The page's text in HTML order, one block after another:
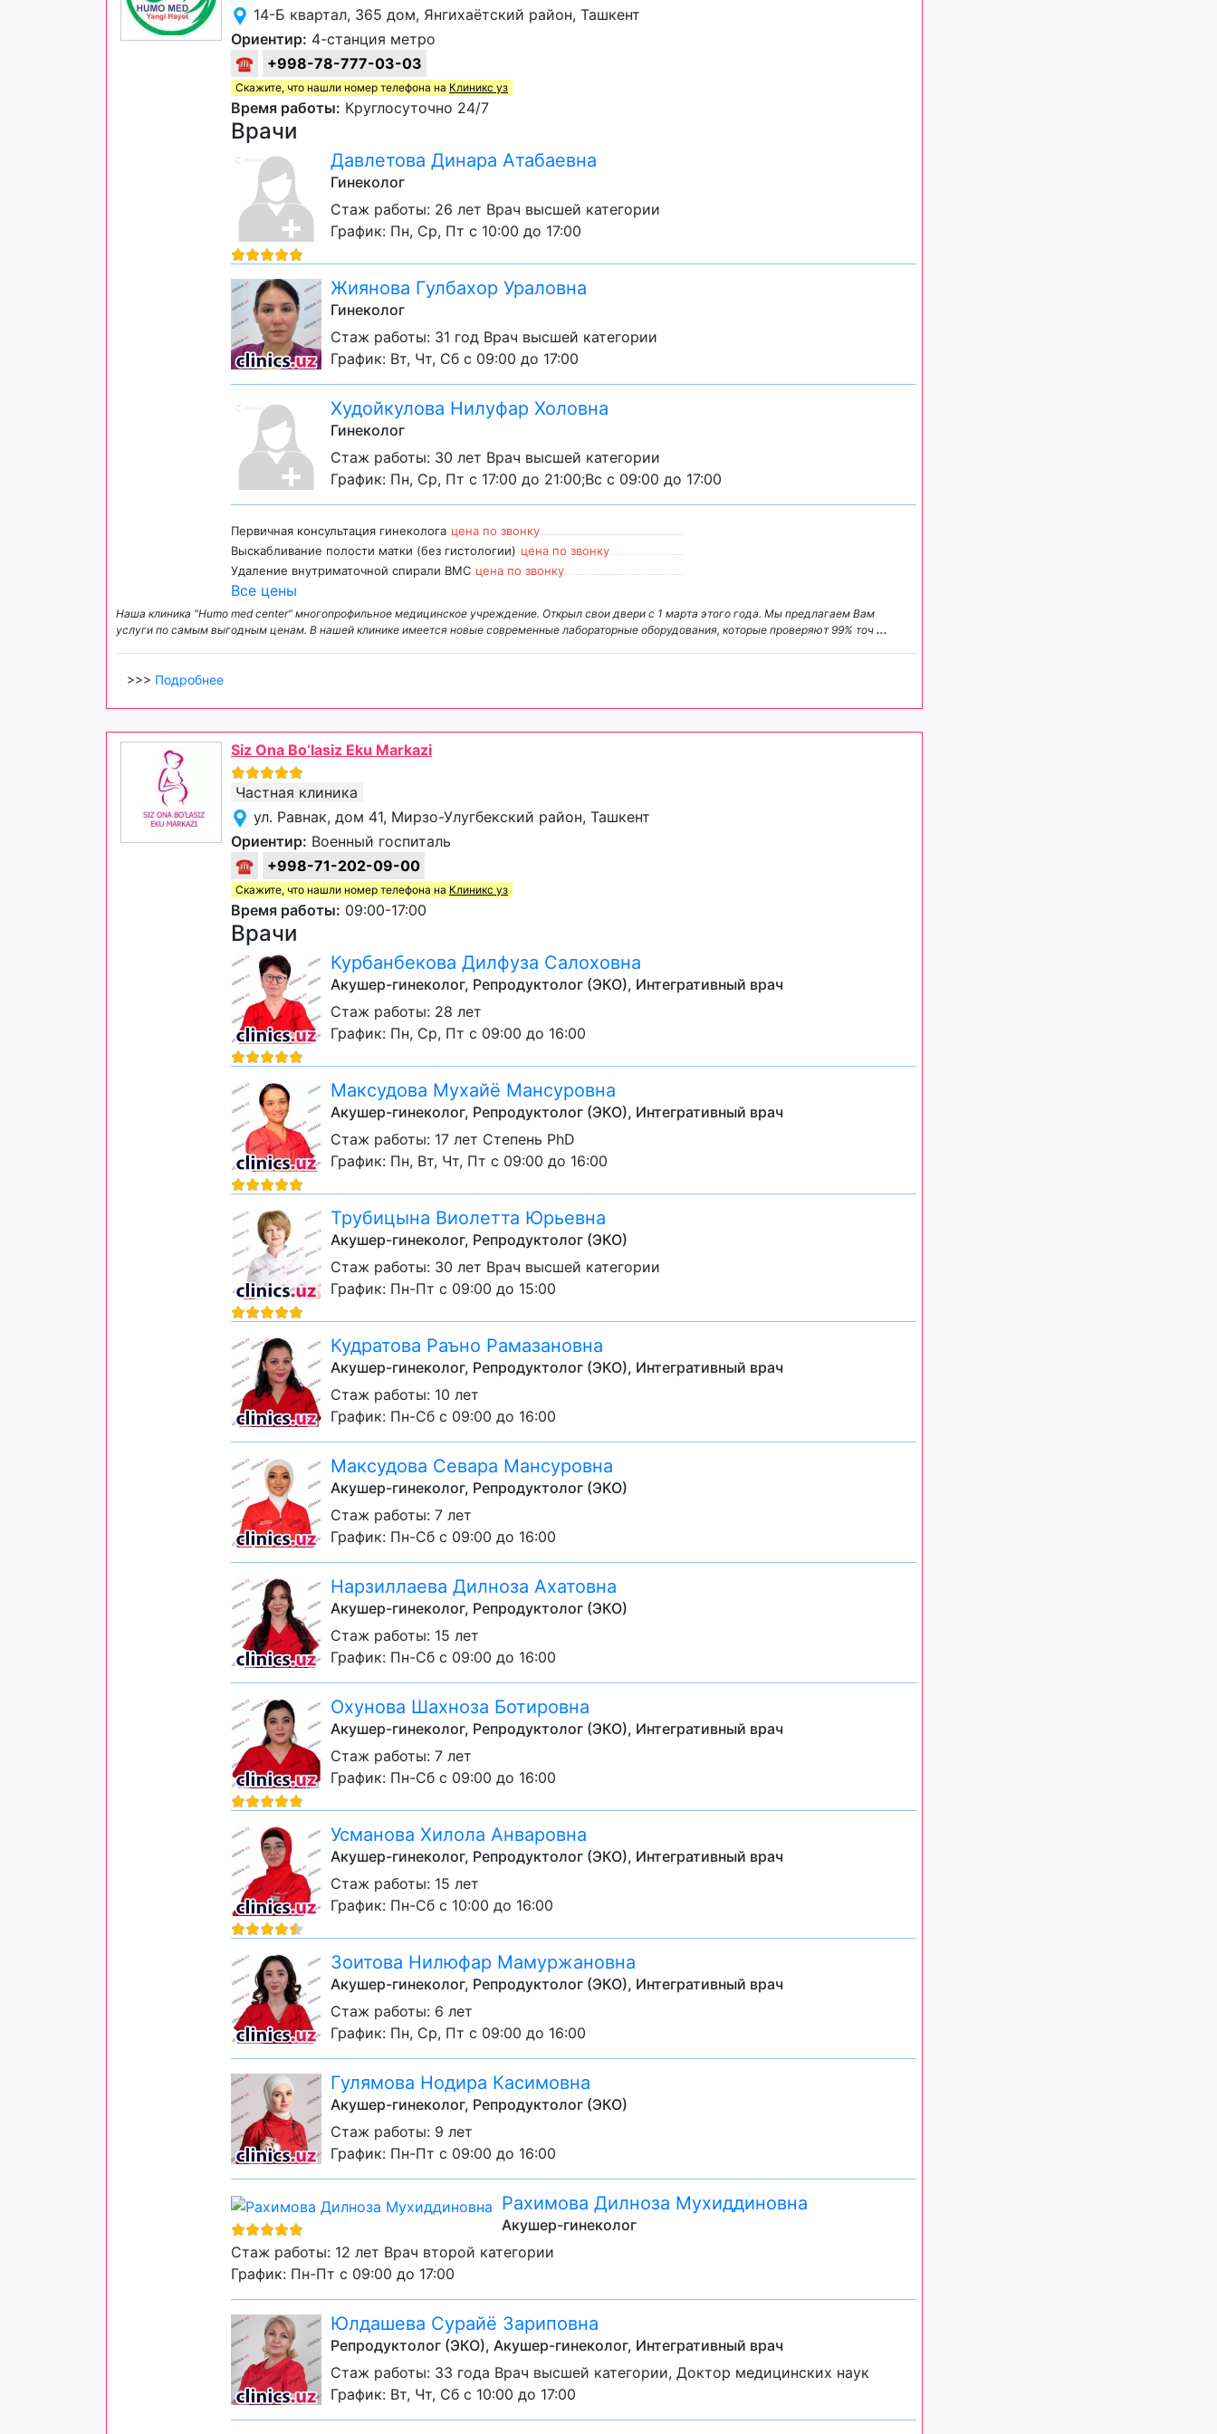
14-Б квартал, 365 дом, Янгихаётский район, Ташкент
Ориентир: 4-станция метро
☎
+998-78-777-03-03
Скажите, что нашли номер телефона на Клиникс уз
Время работы: Круглосуточно 24/7
Врачи
Давлетова Динара Атабаевна
Гинеколог
Стаж работы: 26 лет Врач высшей категории
График: Пн, Ср, Пт с 10:00 до 17:00
Жиянова Гулбахор Ураловна
Гинеколог
Стаж работы: 31 год Врач высшей категории
График: Вт, Чт, Сб с 09:00 до 17:00
Худойкулова Нилуфар Холовна
Гинеколог
Стаж работы: 30 лет Врач высшей категории
График: Пн, Ср, Пт с 17:00 до 21:00;Вс с 09:00 до 17:00
Первичная консультация гинеколога цена по звонку
Выскабливание полости матки (без гистологии) цена по звонку
Удаление внутриматочной спирали ВМС цена по звонку
Все цены
Наша клиника "Humo med center" многопрофильное медицинское учреждение. Открыл свои двери с 1 марта этого года. Мы предлагаем Вам
услуги по самым выгодным ценам. В нашей клинике имеется новые современные лабораторные оборудования, которые проверяют 99% точ ...
>>> Подробнее
Siz Ona Bo’lasiz Eku Markazi
Частная клиника
ул. Равнак, дом 41, Мирзо-Улугбекский район, Ташкент
Ориентир: Военный госпиталь
☎
+998-71-202-09-00
Скажите, что нашли номер телефона на Клиникс уз
Время работы: 09:00-17:00
Врачи
Курбанбекова Дилфуза Салоховна
Акушер-гинеколог, Репродуктолог (ЭКО), Интегративный врач
Стаж работы: 28 лет
График: Пн, Ср, Пт с 09:00 до 16:00
Максудова Мухайё Мансуровна
Акушер-гинеколог, Репродуктолог (ЭКО), Интегративный врач
Стаж работы: 17 лет Степень PhD
График: Пн, Вт, Чт, Пт с 09:00 до 16:00
Трубицына Виолетта Юрьевна
Акушер-гинеколог, Репродуктолог (ЭКО)
Стаж работы: 30 лет Врач высшей категории
График: Пн-Пт с 09:00 до 15:00
Кудратова Раъно Рамазановна
Акушер-гинеколог, Репродуктолог (ЭКО), Интегративный врач
Стаж работы: 10 лет
График: Пн-Сб с 09:00 до 16:00
Максудова Севара Мансуровна
Акушер-гинеколог, Репродуктолог (ЭКО)
Стаж работы: 7 лет
График: Пн-Сб с 09:00 до 16:00
Нарзиллаева Дилноза Ахатовна
Акушер-гинеколог, Репродуктолог (ЭКО)
Стаж работы: 15 лет
График: Пн-Сб с 09:00 до 16:00
Охунова Шахноза Ботировна
Акушер-гинеколог, Репродуктолог (ЭКО), Интегративный врач
Стаж работы: 7 лет
График: Пн-Сб с 09:00 до 16:00
Усманова Хилола Анваровна
Акушер-гинеколог, Репродуктолог (ЭКО), Интегративный врач
Стаж работы: 15 лет
График: Пн-Сб с 10:00 до 16:00
Зоитова Нилюфар Мамуржановна
Акушер-гинеколог, Репродуктолог (ЭКО), Интегративный врач
Стаж работы: 6 лет
График: Пн, Ср, Пт с 09:00 до 16:00
Гулямова Нодира Касимовна
Акушер-гинеколог, Репродуктолог (ЭКО)
Стаж работы: 9 лет
График: Пн-Пт с 09:00 до 16:00
Рахимова Дилноза Мухиддиновна
Акушер-гинеколог
Стаж работы: 12 лет Врач второй категории
График: Пн-Пт с 09:00 до 17:00
Юлдашева Сурайё Зариповна
Репродуктолог (ЭКО), Акушер-гинеколог, Интегративный врач
Стаж работы: 33 года Врач высшей категории, Доктор медицинских наук
График: Вт, Чт, Сб с 10:00 до 17:00